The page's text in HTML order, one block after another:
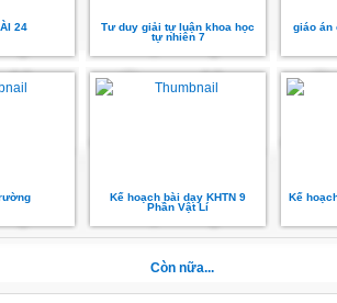
sản là tài sản quốc gia.
dụng nguyên liệu phải đảm bảo tính an toàn hiệu quả.
liệu dồi dào nên có thể khôi phục rất nhanh.
khoáng sản có hạn.
nguyên liệu đảm bảo an toàn và hiệu quả thì nguyên
kín.
của tre trong cuộc sống là?
nhà sàn.
cao tầng.
24
Tư duy giải tự luận khoa học
tự nhiên 7
giáo án
Kế hoạch bài dạy KHTN 9
Phần Vật Lí
Kế
Còn nữa...